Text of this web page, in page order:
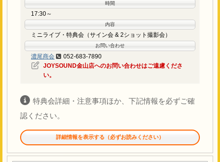
対象商品をご購入いただきますと、サイン会と2ショット撮影会に
ご参加いただけます。サイン会ではお客様のご希望の宛名とサイン
を入れさせていただきます。お渡ししますサイン券にご希望のお名
前を記載の上、サイン会にご参加ください。
シングル「そろそろお酒の時間です。」1枚ご購入
…ご希望の名入れ直筆サイン色紙 1枚＋2ショット
2ショット写真撮影は、お客様のスマートフォン、もし
して撮り直しはいたしませんので、その場で必ずご確認
ください。
サイン券・撮影券を複数枚お持ちの方も、それぞれ1回
時間
17:30～
内容
ミニライブ・特典会（サイン会 & 2ショット撮影会）
お問い合わせ
濃尾商会
052-683-7890
JOYSOUND金山店へのお問い合わせはご遠慮くださ
い。
特典会詳細・注意事項ほか、下記情報を必ずご確
認ください。
詳細情報を表示する（必ずお読みください）
当日、イベント会場内CD売り場にて対象商品をご購入いた